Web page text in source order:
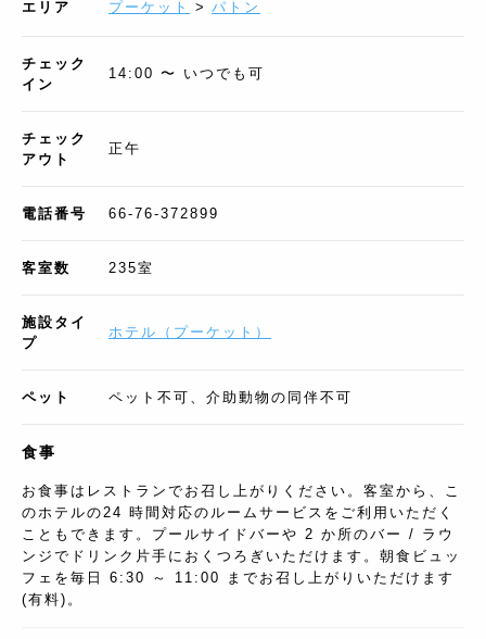
エリア プーケット > パトン
チェック
イン
14:00 〜 いつでも可
チェック
アウト
正午
電話番号 66-76-372899
客室数 235室
施設タイ
プ
ホテル （ プーケット ）
ペット ペット不可、介助動物の同伴不可
食事
お食事はレストランでお召し上がりください。客室から、こ
のホテルの24 時間対応のルームサービスをご利用いただく
こともできます。プールサイドバーや 2 か所のバー / ラウ
ンジでドリンク片手におくつろぎいただけます。朝食ビュッ
フェを毎日 6:30 ～ 11:00 までお召し上がりいただけます
(有料)。